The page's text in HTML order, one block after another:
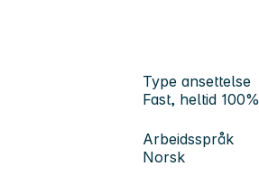
Type ansettelse
Fast, heltid 100%
Arbeidsspråk
Norsk